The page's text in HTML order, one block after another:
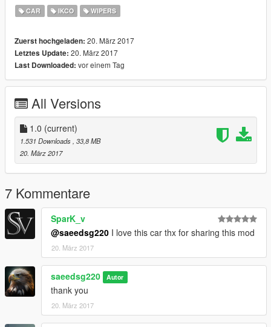
Screen by: SaeedSG220
CAR IKCO WIPERS
Zuerst hochgeladen: 20. März 2017
Letztes Update: 20. März 2017
Last Downloaded: vor einem Tag
All Versions
1.0 (current)
1.531 Downloads, 33,8 MB
20. März 2017
7 Kommentare
SparK_v
@saeedsg220 I love this car thx for sharing this mod
20. März 2017
saeedsg220 Autor
thank you
20. März 2017